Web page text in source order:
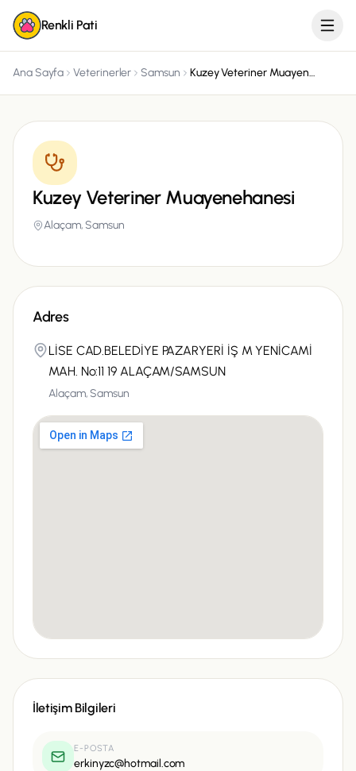
Renkli Pati
Ana Sayfa Veterinerler Samsun Kuzey Veteriner Muayenehanesi
Kuzey Veteriner Muayenehanesi
Alaçam,Samsun
Adres
LİSE CAD.BELEDİYE PAZARYERİ İŞ M YENİCAMİ
MAH. No:11 19 ALAÇAM/SAMSUN
Alaçam,Samsun
İletişim Bilgileri
E-POSTA
erkinyzc@hotmail.com